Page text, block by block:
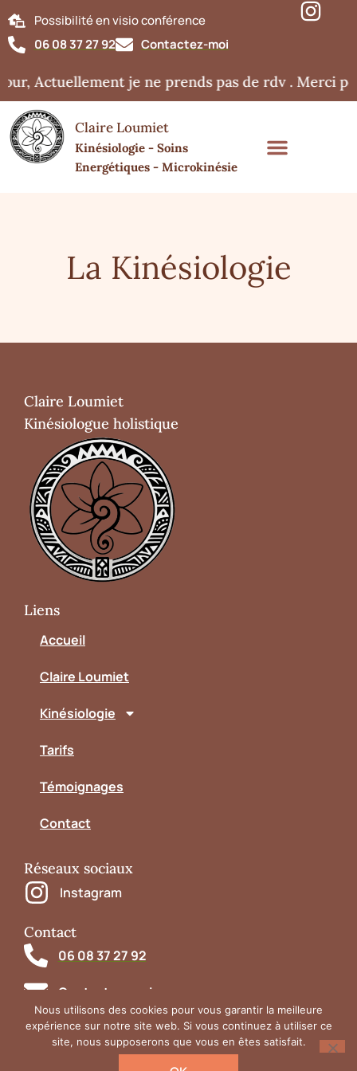
Possibilité en visio conférence
06 08 37 27 92
Contactez-moi
Actuellement je ne prends pas de rdv . Merci
Claire Loumiet
Kinésiologie - Soins
Energétiques - Microkinésie
La Kinésiologie
Claire Loumiet
Kinésiologue holistique
Liens
Accueil
Claire Loumiet
Kinésiologie
Tarifs
Témoignages
Contact
Réseaux sociaux
Instagram
Contact
06 08 37 27 92
Contactez-moi
Mentions légalesPolitique de confidentialité
Nous utilisons des cookies pour vous garantir la meilleure
expérience sur notre site web. Si vous continuez à utiliser ce
site, nous supposerons que vous en êtes satisfait.